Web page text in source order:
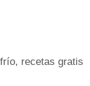
, recetas gratis